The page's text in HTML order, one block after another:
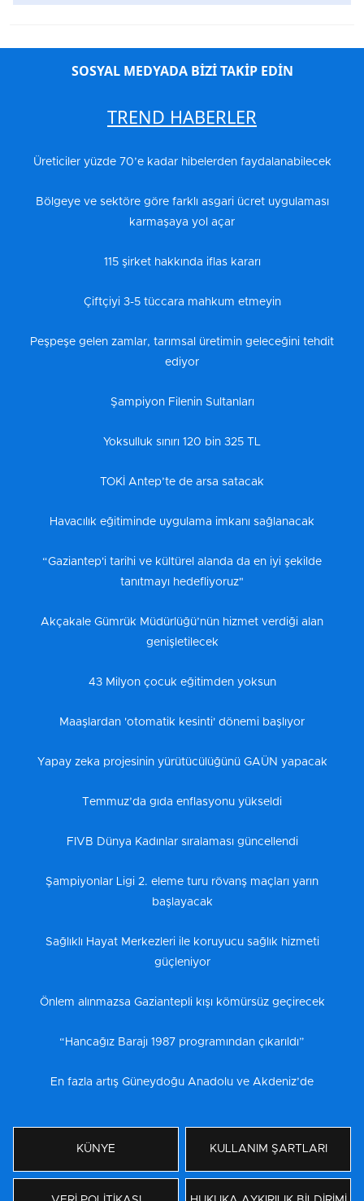
SOSYAL MEDYADA BİZİ TAKİP EDİN
TREND HABERLER
Üreticiler yüzde 70’e kadar hibelerden faydalanabilecek
Bölgeye ve sektöre göre farklı asgari ücret uygulaması
karmaşaya yol açar
115 şirket hakkında iflas kararı
Çiftçiyi 3-5 tüccara mahkum etmeyin
Peşpeşe gelen zamlar, tarımsal üretimin geleceğini tehdit
ediyor
Şampiyon Filenin Sultanları
Yoksulluk sınırı 120 bin 325 TL
TOKİ Antep’te de arsa satacak
Havacılık eğitiminde uygulama imkanı sağlanacak
“Gaziantep'i tarihi ve kültürel alanda da en iyi şekilde
tanıtmayı hedefliyoruz"
Akçakale Gümrük Müdürlüğü’nün hizmet verdiği alan
genişletilecek
43 Milyon çocuk eğitimden yoksun
Maaşlardan 'otomatik kesinti' dönemi başlıyor
Yapay zeka projesinin yürütücülüğünü GAÜN yapacak
Temmuz’da gıda enflasyonu yükseldi
FIVB Dünya Kadınlar sıralaması güncellendi
Şampiyonlar Ligi 2. eleme turu rövanş maçları yarın
başlayacak
Sağlıklı Hayat Merkezleri ile koruyucu sağlık hizmeti
güçleniyor
Önlem alınmazsa Gaziantepli kışı kömürsüz geçirecek
“Hancağız Barajı 1987 programından çıkarıldı”
En fazla artış Güneydoğu Anadolu ve Akdeniz’de
KÜNYE KULLANIM ŞARTLARI